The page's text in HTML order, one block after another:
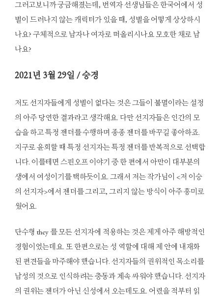
그러고보니까 궁금해졌는데, 번역자 선생님들은 한국어에서 성
별이 드러나지 않는 캐릭터가 있을 때, 성별을 어떻게 상상하시
나요? 구체적으로 남자나 여자로 떠올리시나요 모호한 채로 남
나요?
2021년 3월 29일 / 승경
저도 선지자들에게 성별이 없다는 것은 그들이 불멸이라는 설정
의 아주 당연한 결과라고 생각해요. 다만 선지자들은 인간의 모
습을 하고 특정 젠더를 수행하며 종종 젠더를 바꾸길 좋아하죠.
지구로 윤회할 때 특정 선지자는 특정 젠더를 반복적으로 선택합
니다. 이를테면 스핀오프 이야기 중 한 편에서 아만이 대부분의
생에서 여성이기를 택하듯이요. 그래서 저는 작가님이 <저 이승
의 선지자>에서 젠더를 그리고, 그리지 않는 방식이 아주 흥미로
웠어요.
단수형 they 를 모든 선지자에 적용하는 것은 제게 아주 해방적인
경험이었는데요. 또 한편으로는 성 역할에 대해 제 안에 내재화
된 편견들을 마주해야 했습니다. 선지자들의 권위적인 목소리를
남성의 것으로 인식하려는 충동과 계속 싸워야 했습니다. 선지자
의 권위는 젠더가 아닌 신성에서 오는데도요. 어렸을 적부터 읽